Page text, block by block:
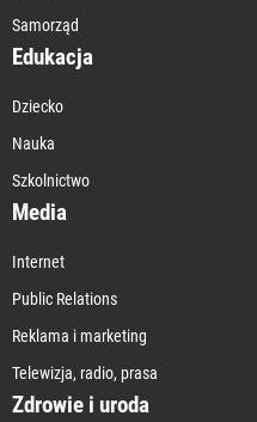
Samorząd
Edukacja
Dziecko
Nauka
Szkolnictwo
Media
Internet
Public Relations
Reklama i marketing
Telewizja, radio, prasa
Zdrowie i uroda